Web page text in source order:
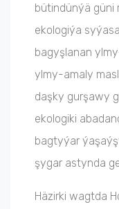
bütindünýä güni
ekologiýa
bagyşlanan
ylmy-amaly
daşky gurşawy
ekologiki
bagtyýar
şygar astynda
Häzirki wagtda